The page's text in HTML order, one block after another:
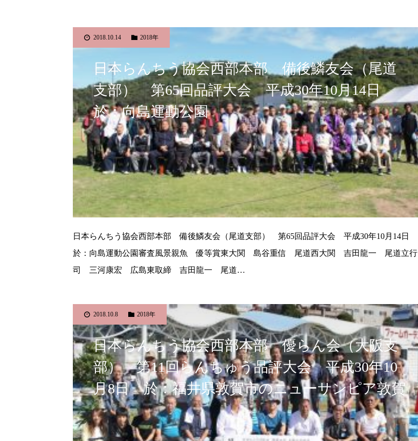
2018.10.14 2018年
日本らんちう協会西部本部 備後鱗友会（尾道
支部） 第65回品評大会 平成30年10月14日
於：向島運動公園
日本らんちう協会西部本部 備後鱗友会（尾道支部） 第65回品評大会 平成30年10月14日
於：向島運動公園審査風景親魚 優等賞東大関 島谷重信 尾道西大関 吉田龍一 尾道立行
司 三河康宏 広島東取締 吉田龍一 尾道…
2018.10.8 2018年
日本らんちう協会西部本部 優らん会（大阪支
部） 第11回らんちゅう品評大会 平成30年10
月8日 於：福井県敦賀市のニューサンピア敦賀